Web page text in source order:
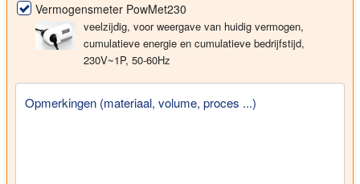
Vermogensmeter PowMet230
veelzijdig, voor weergave van huidig vermogen,
cumulatieve energie en cumulatieve bedrijfstijd,
230V~1P, 50-60Hz
Opmerkingen (materiaal, volume, proces ...)